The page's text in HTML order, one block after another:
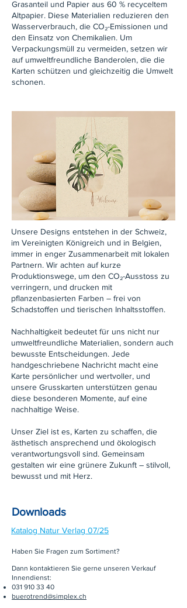
Grasanteil und Papier aus 60 % recyceltem
Altpapier. Diese Materialien reduzieren den
Wasserverbrauch, die CO₂-Emissionen und
den Einsatz von Chemikalien. Um
Verpackungsmüll zu vermeiden, setzen wir
auf umweltfreundliche Banderolen, die die
Karten schützen und gleichzeitig die Umwelt
schonen.
Unsere Designs entstehen in der Schweiz,
im Vereinigten Königreich und in Belgien,
immer in enger Zusammenarbeit mit lokalen
Partnern. Wir achten auf kurze
Produktionswege, um den CO₂-Ausstoss zu
verringern, und drucken mit
pflanzenbasierten Farben – frei von
Schadstoffen und tierischen Inhaltsstoffen.
Nachhaltigkeit bedeutet für uns nicht nur
umweltfreundliche Materialien, sondern auch
bewusste Entscheidungen. Jede
handgeschriebene Nachricht macht eine
Karte persönlicher und wertvoller, und
unsere Grusskarten unterstützen genau
diese besonderen Momente, auf eine
nachhaltige Weise.
Unser Ziel ist es, Karten zu schaffen, die
ästhetisch ansprechend und ökologisch
verantwortungsvoll sind. Gemeinsam
gestalten wir eine grünere Zukunft – stilvoll,
bewusst und mit Herz.
Downloads
Katalog Natur Verlag 07/25
Haben Sie Fragen zum Sortiment?
Dann kontaktieren Sie gerne unseren Verkauf
Innendienst:
031 910 33 40
buerotrend@simplex.ch